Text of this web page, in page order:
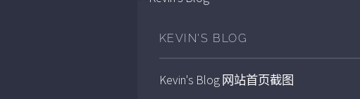
KEVIN'S BLOG
Kevin's Blog 网站首页截图